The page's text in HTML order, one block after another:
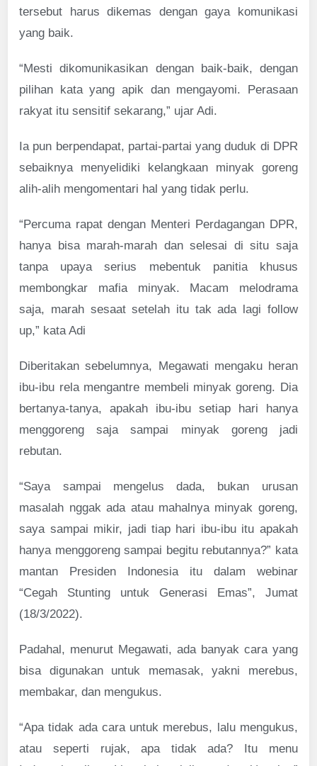
tersebut harus dikemas dengan gaya komunikasi
yang baik.
“Mesti dikomunikasikan dengan baik-baik, dengan
pilihan kata yang apik dan mengayomi. Perasaan
rakyat itu sensitif sekarang,” ujar Adi.
Ia pun berpendapat, partai-partai yang duduk di DPR
sebaiknya menyelidiki kelangkaan minyak goreng
alih-alih mengomentari hal yang tidak perlu.
“Percuma rapat dengan Menteri Perdagangan DPR,
hanya bisa marah-marah dan selesai di situ saja
tanpa upaya serius mebentuk panitia khusus
membongkar mafia minyak. Macam melodrama
saja, marah sesaat setelah itu tak ada lagi follow
up,” kata Adi
Diberitakan sebelumnya, Megawati mengaku heran
ibu-ibu rela mengantre membeli minyak goreng. Dia
bertanya-tanya, apakah ibu-ibu setiap hari hanya
menggoreng saja sampai minyak goreng jadi
rebutan.
“Saya sampai mengelus dada, bukan urusan
masalah nggak ada atau mahalnya minyak goreng,
saya sampai mikir, jadi tiap hari ibu-ibu itu apakah
hanya menggoreng sampai begitu rebutannya?” kata
mantan Presiden Indonesia itu dalam webinar
“Cegah Stunting untuk Generasi Emas”, Jumat
(18/3/2022).
Padahal, menurut Megawati, ada banyak cara yang
bisa digunakan untuk memasak, yakni merebus,
membakar, dan mengukus.
“Apa tidak ada cara untuk merebus, lalu mengukus,
atau seperti rujak, apa tidak ada? Itu menu